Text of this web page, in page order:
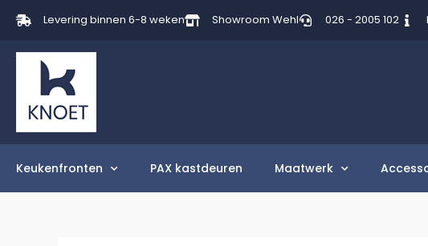
Levering binnen 6-8 weken Showroom Wehl 026 - 2005 102
Keukenfronten PAX kastdeuren Maatwerk